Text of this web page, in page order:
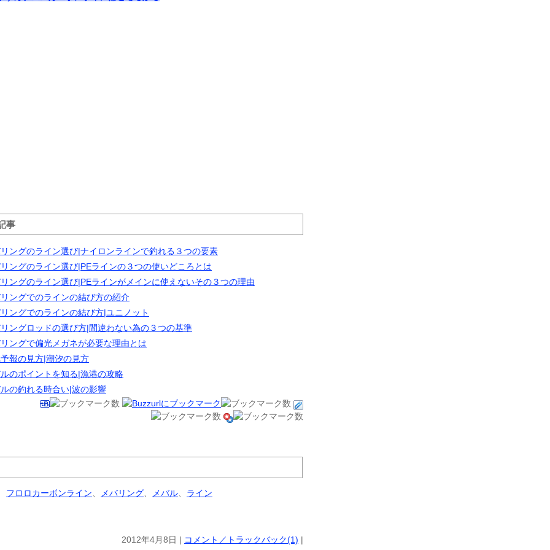
事
リングのライン選び|ナイロンラインで釣れる３つの要素
リングのライン選び|PEラインの３つの使いどころとは
リングのライン選び|PEラインがメインに使えないその３つの理由
リングでのラインの結び方の紹介
リングでのラインの結び方|ユニノット
リングロッドの選び方|間違わない為の３つの基準
リングで偏光メガネが必要な理由とは
報の見方|潮汐の見方
ルのポイントを知る|漁港の攻略
ルの釣れる時合い|波の影響
フロロカーボンライン メバリング メバル ライン
2012年4月8日 | コメント／トラックバック(1) |